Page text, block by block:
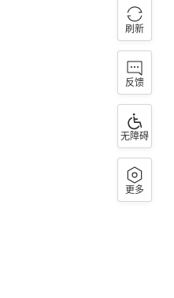
刷新
反馈
无障碍
更多